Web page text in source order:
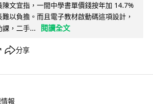
文宜指，一間中學書單價錢按年加 14.7%
以負擔。而且電子教材啟動碼這項設計，
課，二手...
閱讀全文
分享
報